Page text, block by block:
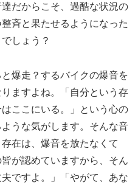
だからこそ、過酷な状況の
斉と果たせるようになった
しょう？
爆走？するバイクの爆音を
ますよね。「自分という存
ここにいる。」という心の
うな気がします。そんな音
在は、爆音を放たなくて
が認めていますから、そん
ですよ。」「やがて、あな